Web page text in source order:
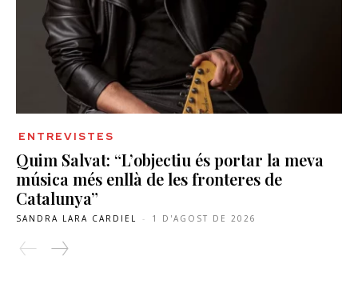
ENTREVISTES
Quim Salvat: “L’objectiu és portar la meva
música més enllà de les fronteres de
Catalunya”
SANDRA LARA CARDIEL - 1 D'AGOST DE 2026